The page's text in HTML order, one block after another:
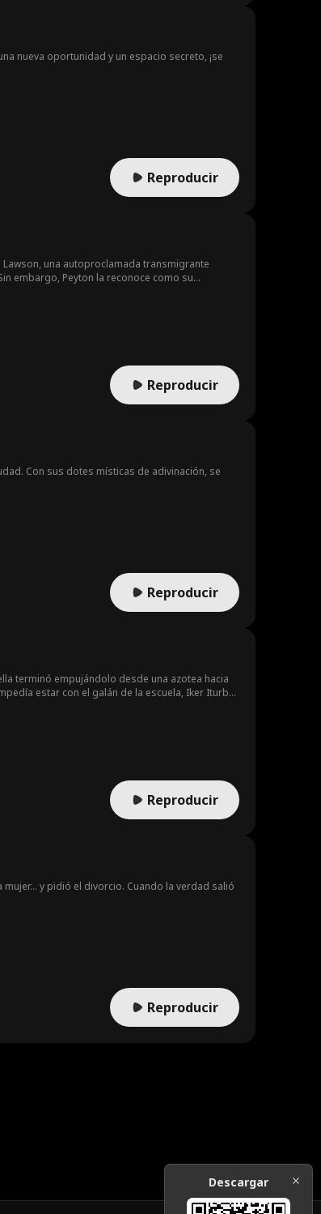
nueva oportunidad y un espacio secreto, ¡se
Reproducir
una autoproclamada transmigrante
embargo, Peyton la reconoce como su
Reproducir
Con sus dotes místicas de adivinación, se
Reproducir
terminó empujándolo desde una azotea hacia
estar con el galán de la escuela, Iker Iturbe.
Reproducir
mujer… y pidió el divorcio. Cuando la verdad salió
Reproducir
Descargar